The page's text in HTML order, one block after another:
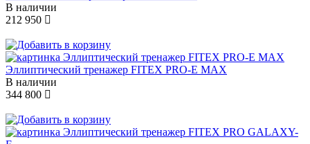
В наличии
212 950
Эллиптический тренажер FITEX PRO-E MAX
В наличии
344 800